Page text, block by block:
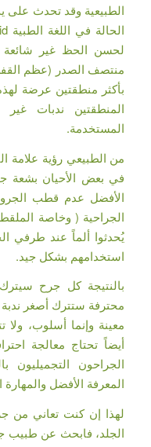
الطبيعية وقد تحدث على
لحسن الحظ غير شائعة
منتصف الصدر (عظم
بأكثر منطقتين عرضة
المنطقتين ندبات
المستخدمة.
من الطبيعي رؤية علامة
في بعض الأحيان بشعة
الأفضل عدم قطب
الجراحية ( وخاصة
يُحدثوا ألماً عند طرفي
استخدامهم بشكل جيد.
بالنتيجة كل جرح
محترفة ستترك أصغر
معينة وإنما أسلوب، ولا
أيضاً تحتاج معالجة
الجراحون
المعرفة الأفضل
لهذا إن كنت تعاني
الجلد، فابحث عن طبيب